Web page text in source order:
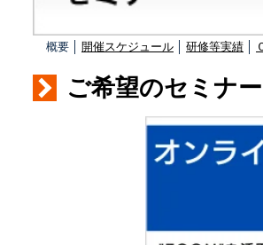
概要 │ 開催スケジュール 研修等実績
ご希望のセミナ